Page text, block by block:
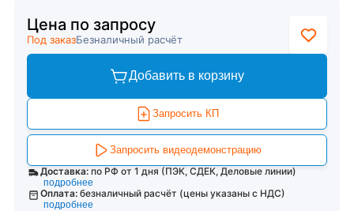
Цена по запросу
Под заказБезналичный расчёт
Добавить в корзину
Запросить КП
Запросить видеодемонстрацию
Доставка: по РФ от 1 дня (ПЭК, СДЕК, Деловые линии)
подробнее
Оплата: безналичный расчёт (цены указаны с НДС)
подробнее